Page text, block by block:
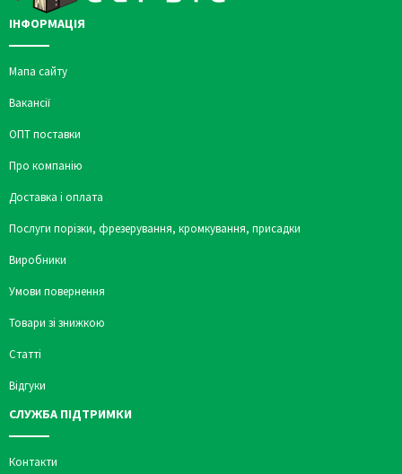
ІНФОРМАЦІЯ
Мапа сайту
Вакансії
ОПТ поставки
Про компанію
Доставка і оплата
Послуги порізки, фрезерування, кромкування, присадки
Виробники
Умови повернення
Товари зі знижкою
Статті
Відгуки
СЛУЖБА ПІДТРИМКИ
Контакти